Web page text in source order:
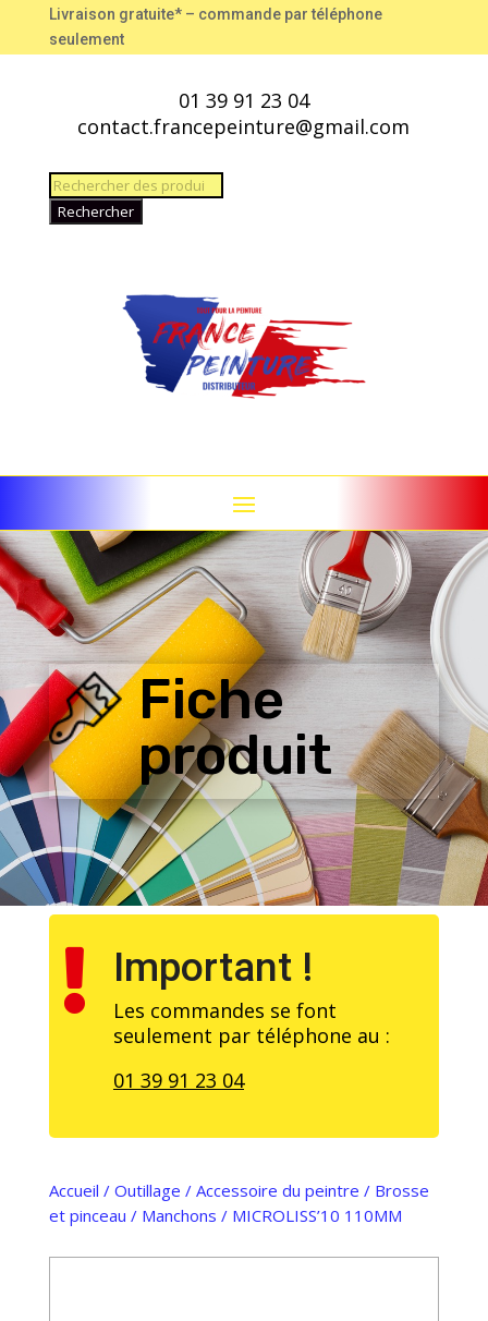
Livraison gratuite* – commande par téléphone
seulement
01 39 91 23 04
contact.francepeinture@gmail.com
Recherche
de
Rechercher
Fiche
produit
 Important !
Les commandes se font
seulement par téléphone au :
01 39 91 23 04
Accueil / Outillage / Accessoire du peintre / Brosse
et pinceau / Manchons / MICROLISS’10 110MM